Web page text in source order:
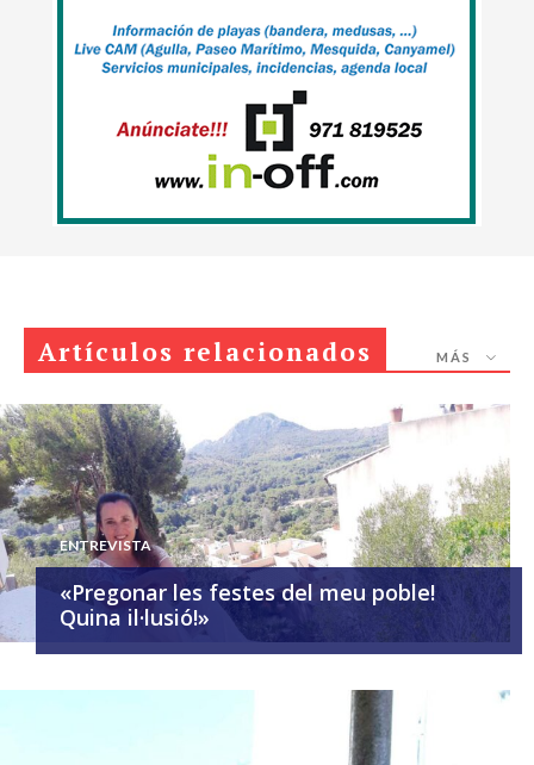
Artículos relacionados MÁS
ENTREVISTA
«Pregonar les festes del meu poble!
Quina il·lusió!»